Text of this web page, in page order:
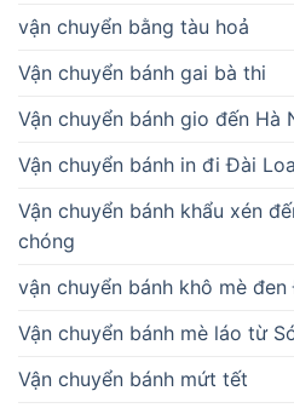
vận chuyển bằng tàu hoả
Vận chuyển bánh gai bà thi
Vận chuyển bánh gio đến Hà
Vận chuyển bánh in đi Đài
Vận chuyển bánh khẩu xén
chóng
vận chuyển bánh khô mè
Vận chuyển bánh mè láo từ
Vận chuyển bánh mứt tết